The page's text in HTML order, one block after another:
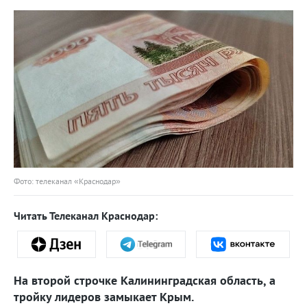
Фото: телеканал «Краснодар»
Читать Телеканал Краснодар:
На второй строчке Калининградская область, а
тройку лидеров замыкает Крым.